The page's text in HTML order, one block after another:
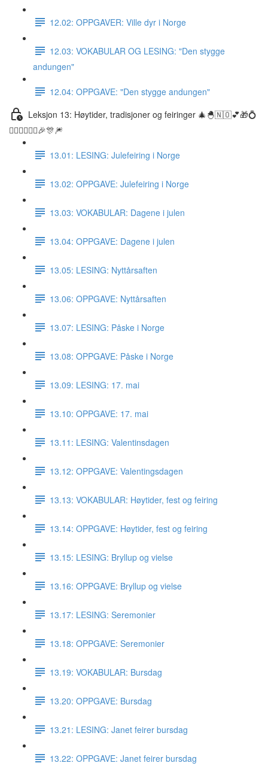
12.02: OPPGAVER: Ville dyr i Norge
12.03: VOKABULAR OG LESING: "Den stygge
andungen"
12.04: OPPGAVE: "Den stygge andungen"
Leksjon 13: Høytider, tradisjoner og feiringer 🎄🐣🇳🇴💕🎁💍
👰🏼‍♀️🤵🏽‍♂️🎉🎊🎆
13.01: LESING: Julefeiring i Norge
13.02: OPPGAVE: Julefeiring i Norge
13.03: VOKABULAR: Dagene i julen
13.04: OPPGAVE: Dagene i julen
13.05: LESING: Nyttårsaften
13.06: OPPGAVE: Nyttårsaften
13.07: LESING: Påske i Norge
13.08: OPPGAVE: Påske i Norge
13.09: LESING: 17. mai
13.10: OPPGAVE: 17. mai
13.11: LESING: Valentinsdagen
13.12: OPPGAVE: Valentingsdagen
13.13: VOKABULAR: Høytider, fest og feiring
13.14: OPPGAVE: Høytider, fest og feiring
13.15: LESING: Bryllup og vielse
13.16: OPPGAVE: Bryllup og vielse
13.17: LESING: Seremonier
13.18: OPPGAVE: Seremonier
13.19: VOKABULAR: Bursdag
13.20: OPPGAVE: Bursdag
13.21: LESING: Janet feirer bursdag
13.22: OPPGAVE: Janet feirer bursdag